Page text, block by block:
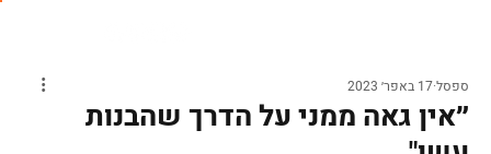
״אין גאה ממני על הדרך שהבנות
ספסל17 באפר׳ 2023